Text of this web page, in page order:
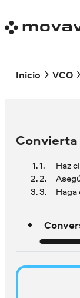
Inicio VCO
Convierta
Haz